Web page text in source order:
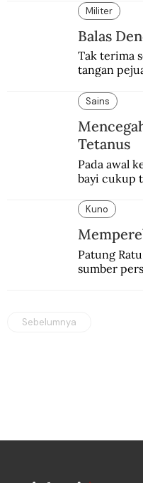
Militer
Balas
Tak terima
tangan
pembalasan.
Sains
Tetanus
Pada awal
bayi cukup
Kuno
Patung
sumber
Sebelumnya